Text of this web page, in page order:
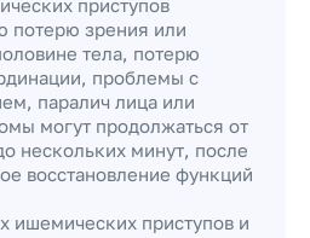
приступов
потерю зрения или
тела, потерю
проблемы с
паралич лица или
могут продолжаться от
нескольких минут, после
восстановление функций
ишемических приступов и